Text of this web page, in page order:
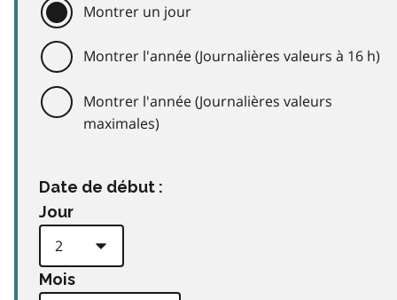
Montrer un jour
Montrer l'année (Journalières valeurs à 16 h)
Montrer l'année (Journalières valeurs
maximales)
Date de début :
Jour
Mois